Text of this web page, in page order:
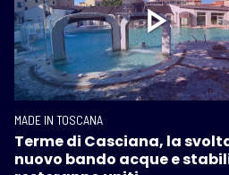
MADE IN TOSCANA
Terme di Casciana, la
nuovo bando acque e